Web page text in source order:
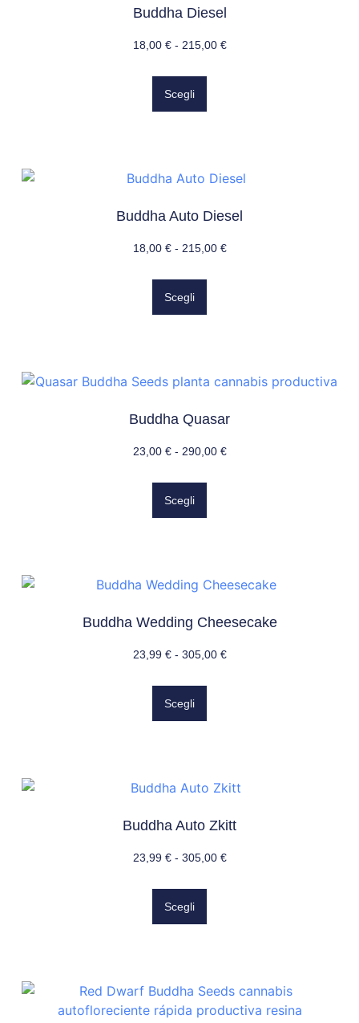
Buddha Diesel
18,00 € - 215,00 €
Scegli
Buddha Auto Diesel
18,00 € - 215,00 €
Scegli
Buddha Quasar
23,00 € - 290,00 €
Scegli
Buddha Wedding Cheesecake
23,99 € - 305,00 €
Scegli
Buddha Auto Zkitt
23,99 € - 305,00 €
Scegli